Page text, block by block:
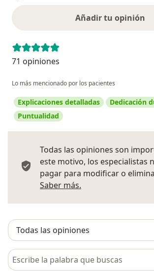
Añadir tu opinión
71 opiniones
Lo más mencionado por los pacientes
Explicaciones detalladas
Dedicación
Puntualidad
Todas las opiniones son
este motivo, los especialistas
pagar para modificar o
Saber más.
Busca en opiniones